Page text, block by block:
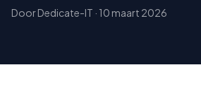
DoorDedicate-IT · 10 maart 2026